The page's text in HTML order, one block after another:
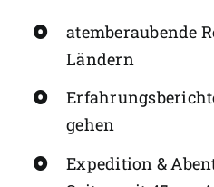
atemberaubende
Ländern
gehen
Expedition &